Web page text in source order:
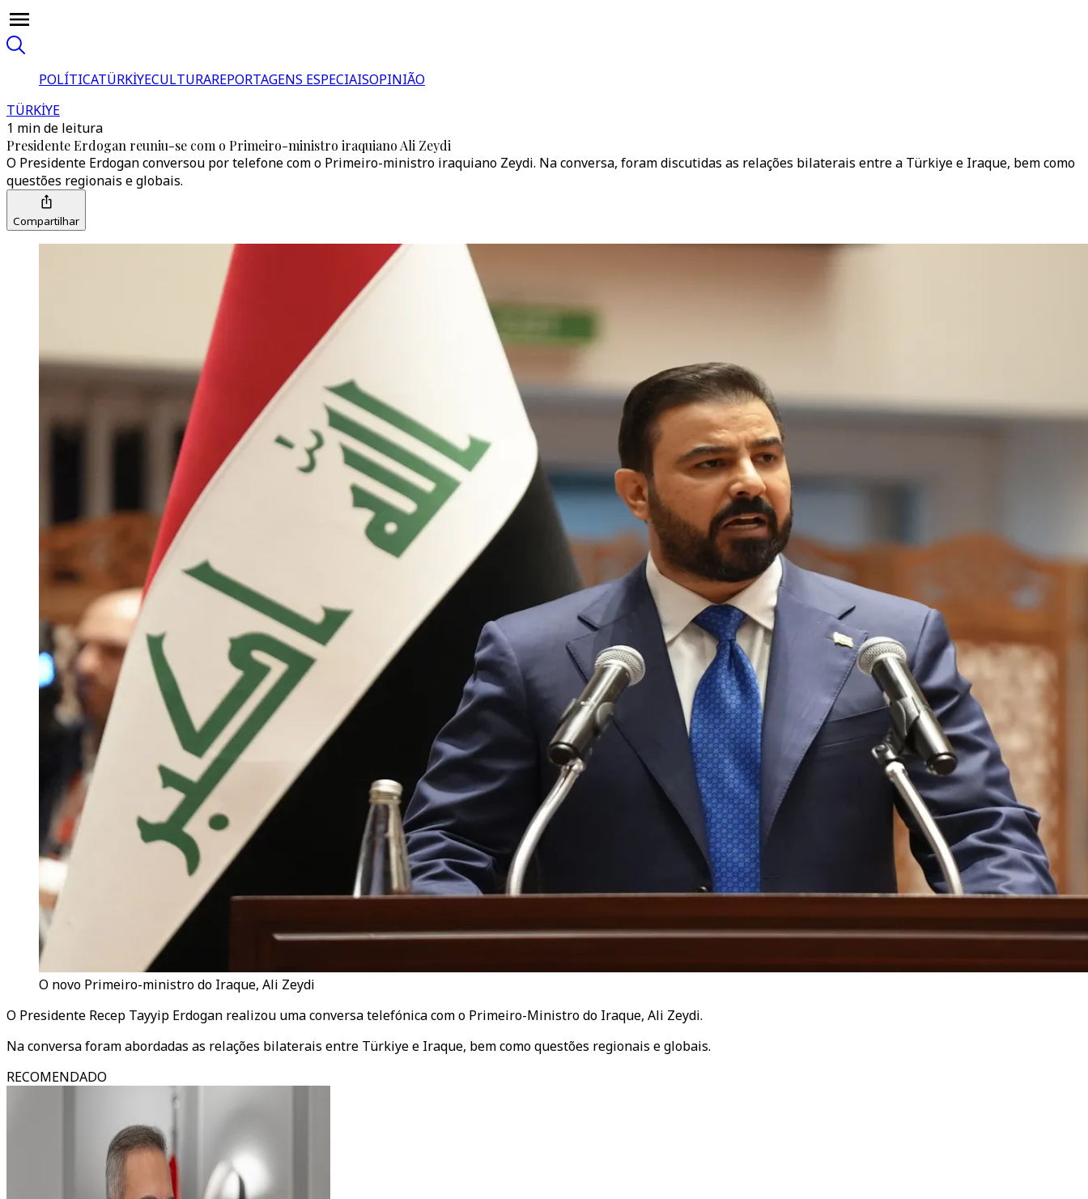
POLÍTICATÜRKİYECULTURAREPORTAGENS ESPECIAISOPINIÃO
TÜRKİYE
1 min de leitura
Presidente Erdogan reuniu-se com o Primeiro-ministro iraquiano Ali Zeydi
O Presidente Erdogan conversou por telefone com o Primeiro-ministro iraquiano Zeydi. Na conversa, foram discutidas as relações bilaterais entre a Türkiye e Iraque, bem como
questões regionais e globais.
Compartilhar
O novo Primeiro-ministro do Iraque, Ali Zeydi
O Presidente Recep Tayyip Erdogan realizou uma conversa telefónica com o Primeiro-Ministro do Iraque, Ali Zeydi.
Na conversa foram abordadas as relações bilaterais entre Türkiye e Iraque, bem como questões regionais e globais.
RECOMENDADO